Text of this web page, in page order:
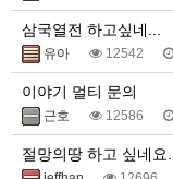
삼국열전 하고싶네...
유아 12542
이야기 멀티 문의
근호 12586
절망의땅 하고 싶네요.